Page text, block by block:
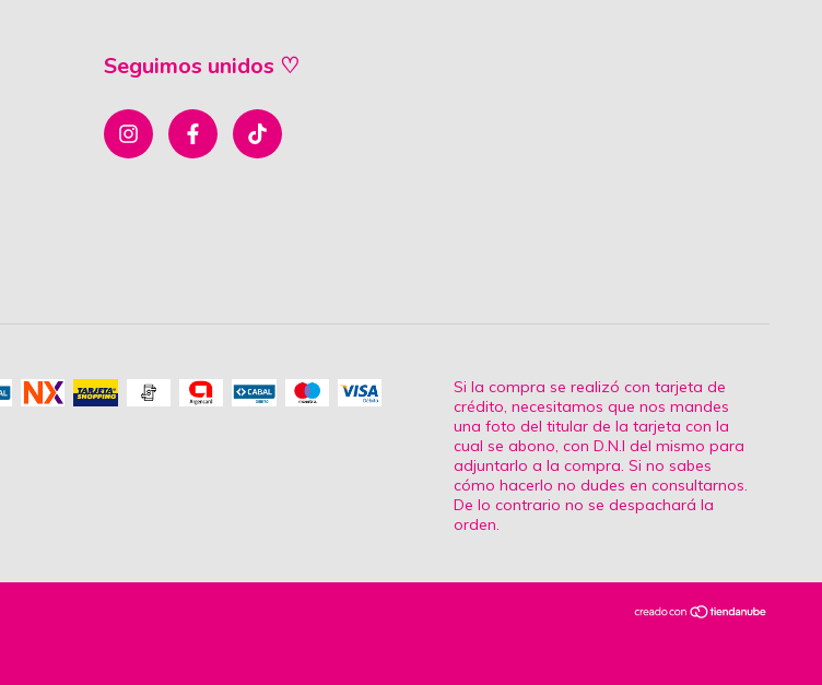
Seguimos unidos ♡
Si la compra se realizó con tarjeta de
crédito, necesitamos que nos mandes
una foto del titular de la tarjeta con la
cual se abono, con D.N.I del mismo para
adjuntarlo a la compra. Si no sabes
cómo hacerlo no dudes en consultarnos.
De lo contrario no se despachará la
orden.